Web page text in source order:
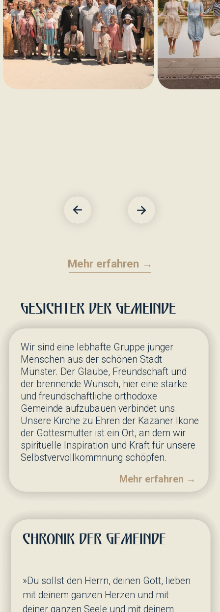
Wir sind eine lebhafte Gruppe junger
Menschen aus der schönen Stadt
Münster. Der Glaube, Freundschaft und
der brennende Wunsch, hier eine starke
Gemeinde aufzubauen verbindet uns.
Gesichter der Gemeinde
»Du sollst den Herrn, deinen Gott, lieben
Mose 6,5 / Matthäus 22,37)
Mehr erfahren →
Gottesdienstplan
Göttliche
Sonntag der
Hl. Gregor
Göttliche Liturgie
Sonntag der Großen Fasten.
Triumph der Orthodoxie. 5. Ton
Vollständiger
Gottesdienstplan